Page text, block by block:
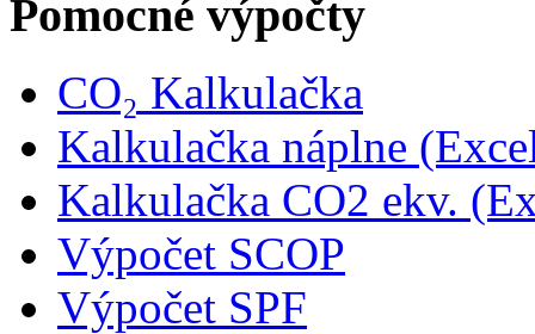
Pomocné výpočty
CO₂ Kalkulačka
Kalkulačka náplne
Kalkulačka CO2 ekv.
Výpočet SCOP
Výpočet SPF